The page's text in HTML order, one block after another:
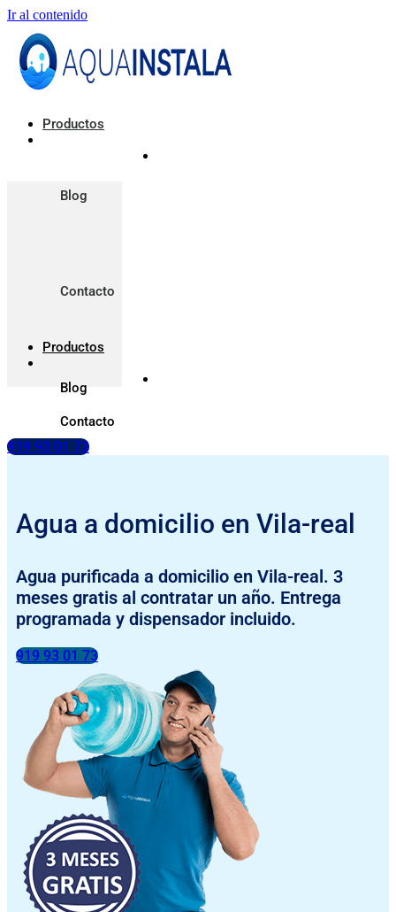
Ir al contenido
Productos
Blog
Contacto
Productos
Blog
Contacto
919 93 01 73
Agua a domicilio en Vila-real
Agua purificada a domicilio en Vila-real. 3
meses gratis al contratar un año. Entrega
programada y dispensador incluido.
919 93 01 73